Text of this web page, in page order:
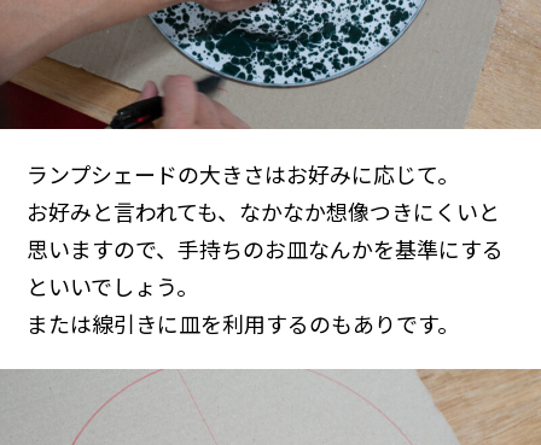
ランプシェードの大きさはお好みに応じて。
お好みと言われても、なかなか想像つきにくいと
思いますので、手持ちのお皿なんかを基準にする
といいでしょう。
または線引きに皿を利用するのもありです。